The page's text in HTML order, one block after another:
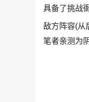
具备了挑战
敌方阵容(从
笔者亲测为